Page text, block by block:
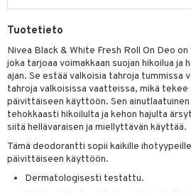
Tuotetieto
Nivea Black & White Fresh Roll On Deo
joka tarjoaa voimakkaan suojan hikoilua ja
ajan. Se estää valkoisia tahroja tummissa
tahroja valkoisissa vaatteissa, mikä
päivittäiseen käyttöön. Sen
tehokkaasti hikoilulta ja kehon hajulta
siitä hellävaraisen ja miellyttävän käyttää.
Tämä deodorantti sopii kaikille
päivittäiseen käyttöön.
Dermatologisesti testattu.
poisto
hoito
& saippuat
10
1: Puhdistus
2: Kirkastus
3: Kosteutus
ja Vartalonhoito
ja naamiot
Elixir
& vastauksia